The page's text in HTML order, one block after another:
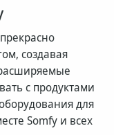
создавая
с продуктами
для
Somfy и всех